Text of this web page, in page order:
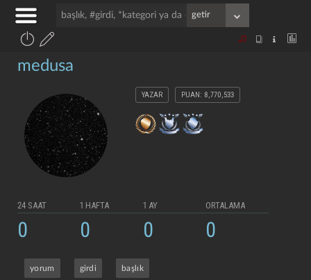
medusa
YAZAR PUAN: 8,770,533
24 SAAT
0
1 HAFTA
0
1 AY
0
ORTALAMA
0
yorum girdi başlık